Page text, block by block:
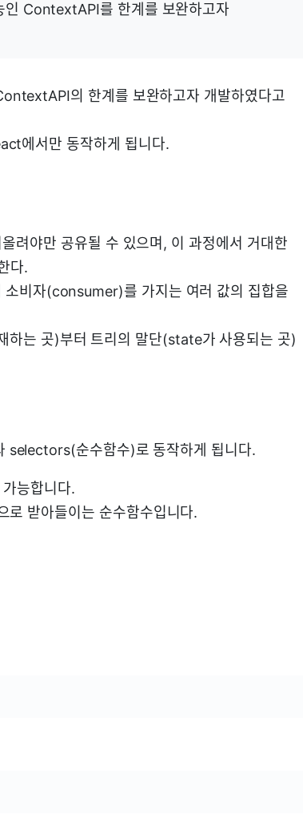
ContextAPI를 한계를 보완하고자
의 한계를 보완하고자 개발하였다고
에서만 동작하게 됩니다.
려야만 공유될 수 있으며, 이 과정에서 거대한
다.
비자(consumer)를 가지는 여러 값의 집합을
하는 곳)부터 트리의 말단(state가 사용되는 곳)
selectors(순수함수)로 동작하게 됩니다.
능합니다.
받아들이는 순수함수입니다.